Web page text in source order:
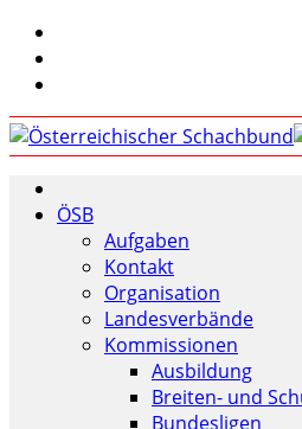
ÖSB
Aufgaben
Kontakt
Organisation
Landesverbände
Kommissionen
Ausbildung
Breiten- und
Bundesligen